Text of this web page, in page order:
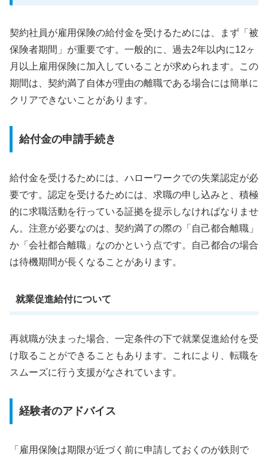
契約社員が雇用保険の給付金を受けるためには、まず「被
保険者期間」が重要です。一般的に、過去2年以内に12ヶ
月以上雇用保険に加入していることが求められます。この
期間は、契約満了自体が理由の離職である場合には簡単に
クリアできないことがあります。
給付金の申請手続き
給付金を受けるためには、ハローワークでの失業認定が必
要です。認定を受けるためには、求職の申し込みと、積極
的に求職活動を行っている証拠を提示しなければなりませ
ん。注意が必要なのは、契約満了の際の「自己都合離職」
か「会社都合離職」なのかという点です。自己都合の場合
は待機期間が長くなることがあります。
就業促進給付について
再就職が決まった場合、一定条件の下で就業促進給付を受
け取ることができることもあります。これにより、転職を
スムーズに行う支援がなされています。
経験者のアドバイス
「雇用保険は期限が近づく前に申請しておくのが鉄則で